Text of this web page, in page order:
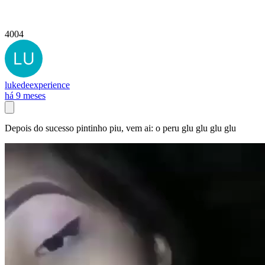
4004
lukedeexperience
há 9 meses
Depois do sucesso pintinho piu, vem ai: o peru glu glu glu glu